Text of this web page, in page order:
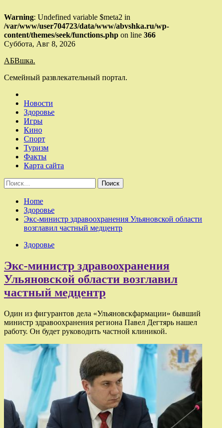
Warning: Undefined variable $meta2 in
/var/www/user704723/data/www/abvshka.ru/wp-
content/themes/seek/functions.php on line 366
Skip
content
Суббота, Авг 8, 2026
АБВшка.
Семейный развлекательный портал.
Новости
Здоровье
Игры
Кино
Спорт
Туризм
Факты
Карта сайта
Найти:
Home
Здоровье
Экс-министр здравоохранения Ульяновской области
возглавил частный медцентр
Здоровье
Экс-министр здравоохранения
Ульяновской области возглавил
частный медцентр
Один из фигурантов дела «Ульяновскфармации» бывший
министр здравоохранения региона Павел Дегтярь нашел
работу. Он будет руководить частной клиникой.